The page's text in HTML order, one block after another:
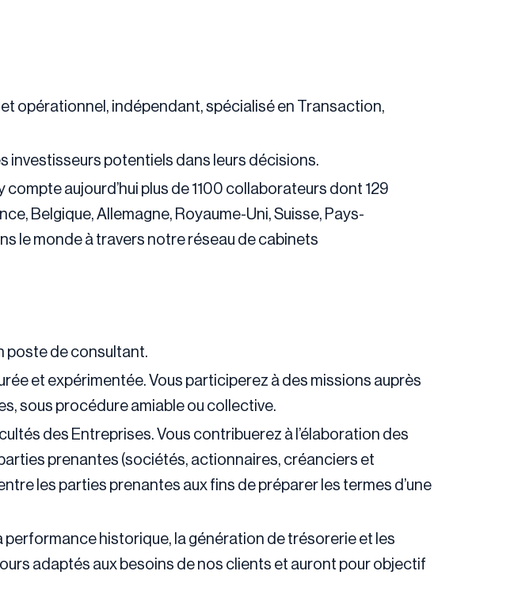
opérationnel, indépendant, spécialisé en Transaction,
investisseurs potentiels dans leurs décisions.
aujourd’hui plus de 1100 collaborateurs dont 129
Belgique, Allemagne, Royaume-Uni, Suisse, Pays-
le monde à travers notre réseau de cabinets
poste de consultant.
et expérimentée. Vous participerez à des missions auprès
sous procédure amiable ou collective.
des Entreprises. Vous contribuerez à l’élaboration des
prenantes (sociétés, actionnaires, créanciers et
les parties prenantes aux fins de préparer les termes d’une
historique, la génération de trésorerie et les
adaptés aux besoins de nos clients et auront pour objectif